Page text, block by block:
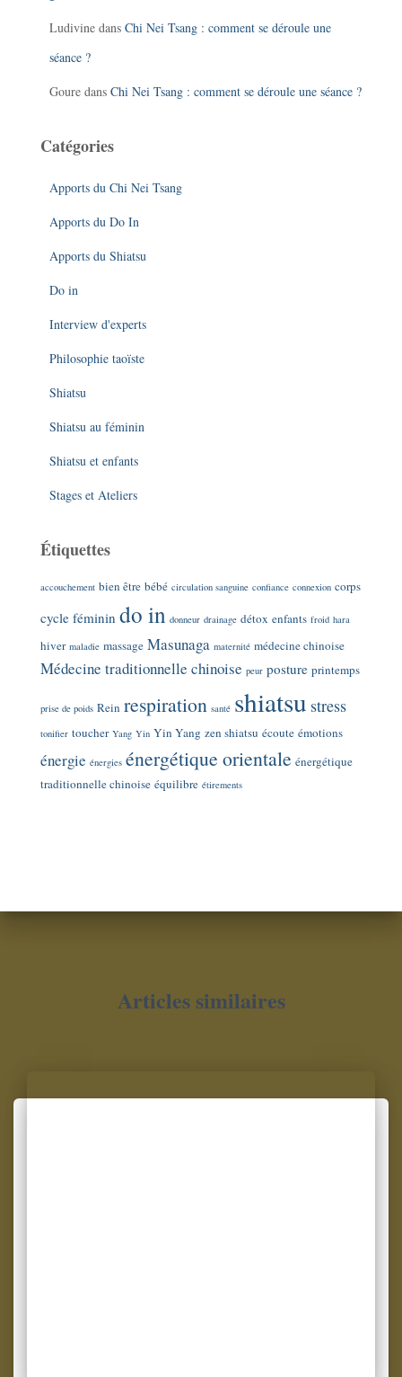
Ludivine dans Chi Nei Tsang : comment se déroule une
séance ?
Goure dans Chi Nei Tsang : comment se déroule une séance ?
Catégories
Apports du Chi Nei Tsang
Apports du Do In
Apports du Shiatsu
Do in
Interview d'experts
Philosophie taoïste
Shiatsu
Shiatsu au féminin
Shiatsu et enfants
Stages et Ateliers
Étiquettes
accouchement bien être bébé circulation sanguine confiance connexion corps
cycle féminin do in donneur drainage détox enfants froid hara
hiver maladie massage Masunaga maternité médecine chinoise
Médecine traditionnelle chinoise peur posture printemps
prise de poids Rein respiration santé shiatsu stress
tonifier toucher Yang Yin Yin Yang zen shiatsu écoute émotions
énergie énergies énergétique orientale énergétique
traditionnelle chinoise équilibre étirements
Articles similaires